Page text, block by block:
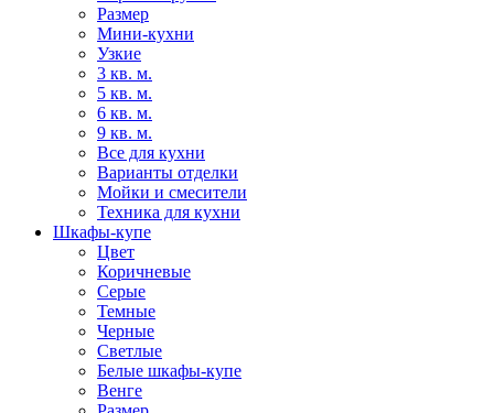
Размер
Мини-кухни
Узкие
3 кв. м.
5 кв. м.
6 кв. м.
9 кв. м.
Все для кухни
Варианты отделки
Мойки и смесители
Техника для кухни
Шкафы-купе
Цвет
Коричневые
Серые
Темные
Черные
Светлые
Белые шкафы-купе
Венге